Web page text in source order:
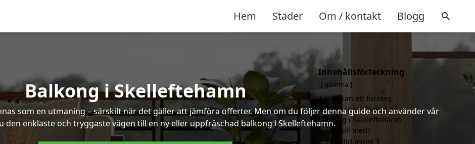
Hem Städer Om / kontakt Blogg
Balkong i Skelleftehamn
som en utmaning – särskilt när det gäller att jämföra offerter. Men om du följer denna guide och använder vår
den enklaste och tryggaste vägen till en ny eller uppfräschad balkong i Skelleftehamn.
Innehållsförteckning
gömma
1 Vad kan ett företag
som är specialiserat på
balkong i Skelleftehamn
hjälpa till med?
2 Få alltid minst 3